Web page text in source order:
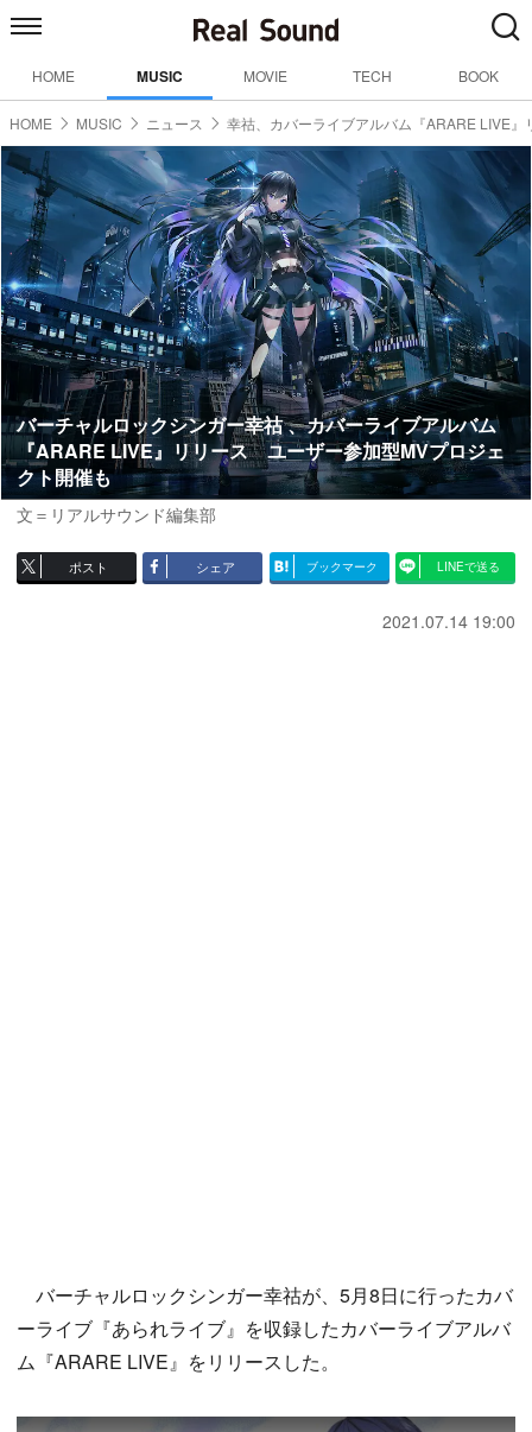
HOME MUSIC MOVIE TECH BOOK
HOME MUSIC ニュース 幸祜、カバーライブアルバム『ARARE LIVE
バーチャルロックシンガー幸祜 、カバーライブアルバム
『ARARE LIVE』リリース ユーザー参加型MVプロジェ
クト開催も
文＝リアルサウンド編集部
ポスト シェア ブックマーク LINEで送る
2021.07.14 19:00
バーチャルロックシンガー幸祜が、5月8日に行ったカバ
ーライブ『あられライブ』を収録したカバーライブアルバ
ム『ARARE LIVE』をリリースした。